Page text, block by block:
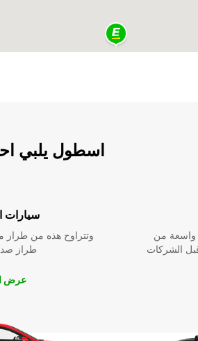
اسطول يلبي
سيارات
وتتراوح هذه من طراز
طراز
عرض
واسعة من
الشركات